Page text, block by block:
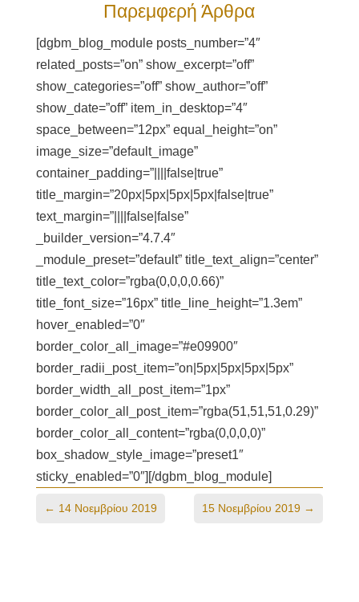
Παρεμφερή Άρθρα
[dgbm_blog_module posts_number=”4″
related_posts=”on” show_excerpt=”off”
show_categories=”off” show_author=”off”
show_date=”off” item_in_desktop=”4″
space_between=”12px” equal_height=”on”
image_size=”default_image”
container_padding=”||||false|true”
title_margin=”20px|5px|5px|5px|false|true”
text_margin=”||||false|false”
_builder_version=”4.7.4″
_module_preset=”default” title_text_align=”center”
title_text_color=”rgba(0,0,0,0.66)”
title_font_size=”16px” title_line_height=”1.3em”
hover_enabled=”0″
border_color_all_image=”#e09900″
border_radii_post_item=”on|5px|5px|5px|5px”
border_width_all_post_item=”1px”
border_color_all_post_item=”rgba(51,51,51,0.29)”
border_color_all_content=”rgba(0,0,0,0)”
box_shadow_style_image=”preset1″
sticky_enabled=”0″][/dgbm_blog_module]
← 14 Νοεμβρίου 2019 15 Νοεμβρίου 2019 →